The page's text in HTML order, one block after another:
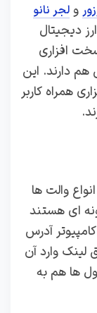
و لجر نانو
دیجیتال
افزاری
دارند. این
همراه کاربر
والت ها
ای هستند
آدرس
وارد آن
ها هم به